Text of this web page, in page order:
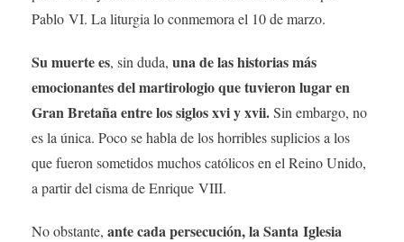
Pablo VI. La liturgia lo conmemora el 10 de marzo.
Su muerte es, sin duda, una de las historias más
emocionantes del martirologio que tuvieron lugar en
Gran Bretaña entre los siglos xvi y xvii.Sin embargo, no
es la única. Poco se habla de los horribles suplicios a los
que fueron sometidos muchos católicos en el Reino Unido,
a partir del cisma de Enrique VIII.
No obstante, ante cada persecución, la Santa Iglesia